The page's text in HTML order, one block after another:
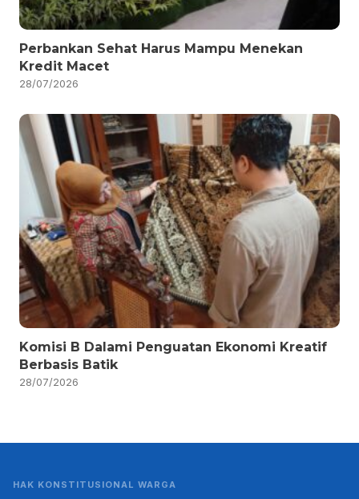
Perbankan Sehat Harus Mampu Menekan
Kredit Macet
28/07/2026
Komisi B Dalami Penguatan Ekonomi Kreatif
Berbasis Batik
28/07/2026
HAK KONSTITUSIONAL WARGA